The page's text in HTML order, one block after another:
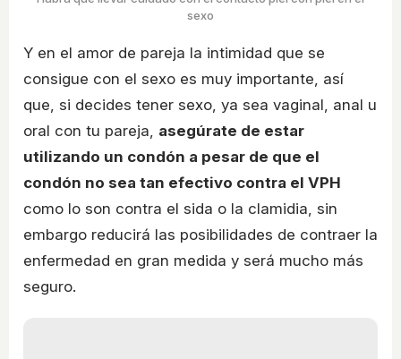
sexo
Y en el amor de pareja la intimidad que se
consigue con el sexo es muy importante, así
que, si decides tener sexo, ya sea vaginal, anal u
oral con tu pareja, asegúrate de estar
utilizando un condón a pesar de que el
condón no sea tan efectivo contra el VPH
como lo son contra el sida o la clamidia, sin
embargo reducirá las posibilidades de contraer la
enfermedad en gran medida y será mucho más
seguro.